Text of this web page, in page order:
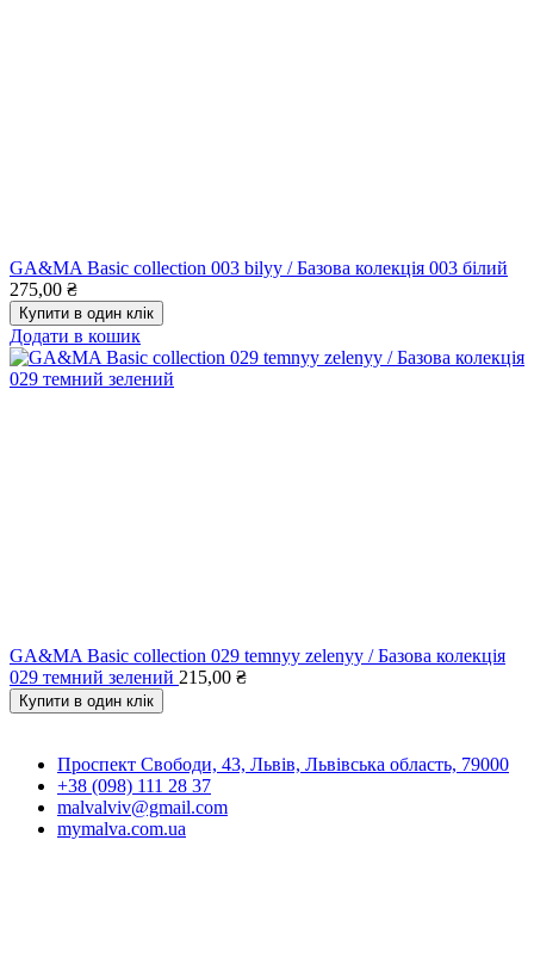
GA&MA Basic collection 003 bilyy / Базова колекція 003 білий
275,00 ₴
Купити в один клік
Додати в кошик
GA&MA Basic collection 029 temnyy zelenyy / Базова колекція
029 темний зелений 215,00 ₴
Купити в один клік
Проспект Свободи, 43, Львів, Львівська область, 79000
+38 (098) 111 28 37
malvalviv@gmail.com
mymalva.com.ua